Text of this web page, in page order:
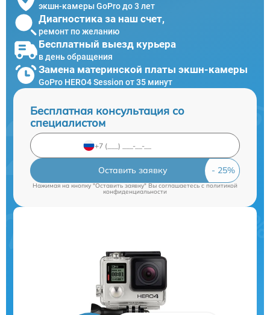
экшн-камеры GoPro до 3 лет
Диагностика за наш счет,
ремонт по желанию
Бесплатный выезд курьера
в день обращения
Замена материнской платы экшн-камеры
GoPro HERO4 Session от 35 минут
Бесплатная консультация со
специалистом
Оставить заявку
Нажимая на кнопку "Оставить заявку" Вы соглашаетесь c политикой
конфиденциальности